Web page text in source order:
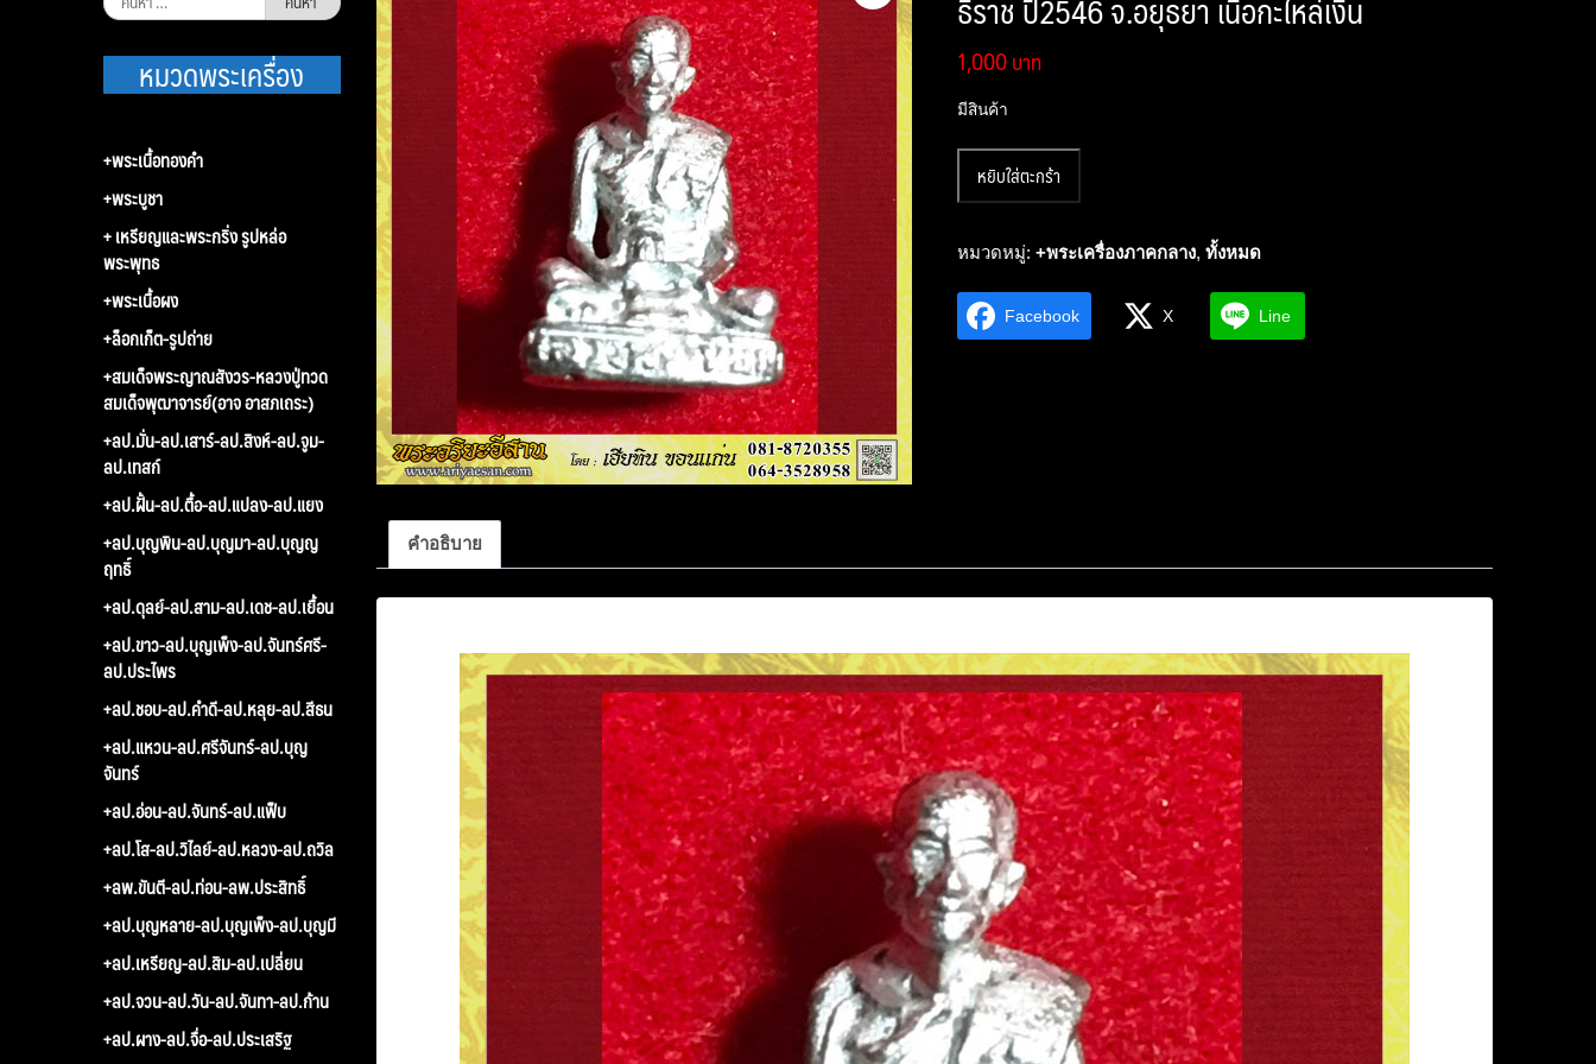
1,000
มีสินค้า
เหรียญ
หล่อ
เทียม
เงิน
ชิ้น
หยิบใส่ตะกร้า
หมวดหมู่: +พระเครื่องภาคกลาง, ทั้งหมด
Facebook X Line
คำอธิบาย
สำหรับ:
หมวดพระเครื่อง
+พระเนื้อทองคำ
+พระบูชา
+ เหรียญและพระกริ่ง รูปหล่อ
พระพุทธ
+พระเนื้อผง
+ล็อกเก็ต-รูปถ่าย
+สมเด็จพระญาณสังวร-หลวงปู่ทวด
สมเด็จพุฒาจารย์(อาจ อาสภเถระ)
+ลป.มั่น-ลป.เสาร์-ลป.สิงห์-ลป.จูม-
ลป.เทสก์
+ลป.ฝั้น-ลป.ตื้อ-ลป.แปลง-ลป.แยง
+ลป.บุญพิน-ลป.บุญมา-ลป.บุญญ
ฤทธิ์
+ลป.ดุลย์-ลป.สาม-ลป.เดช-ลป.เยื้อน
+ลป.ขาว-ลป.บุญเพ็ง-ลป.จันทร์ศรี-
ลป.ประไพร
+ลป.ชอบ-ลป.คำดี-ลป.หลุย-ลป.สีธน
+ลป.แหวน-ลป.ศรีจันทร์-ลป.บุญ
จันทร์
+ลป.อ่อน-ลป.จันทร์-ลป.แฟ็บ
+ลป.โส-ลป.วิไลย์-ลป.หลวง-ลป.ถวิล
+ลพ.ขันตี-ลป.ท่อน-ลพ.ประสิทธิ์
+ลป.บุญหลาย-ลป.บุญเพ็ง-ลป.บุญมี
+ลป.เหรียญ-ลป.สิม-ลป.เปลี่ยน
+ลป.จวน-ลป.วัน-ลป.จันทา-ลป.ก้าน
+ลป.ผาง-ลป.จื่อ-ลป.ประเสริฐ